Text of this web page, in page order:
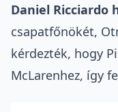
Daniel Ricciardo
csapatfőnökét,
kérdezték, hogy
McLarenhez, így